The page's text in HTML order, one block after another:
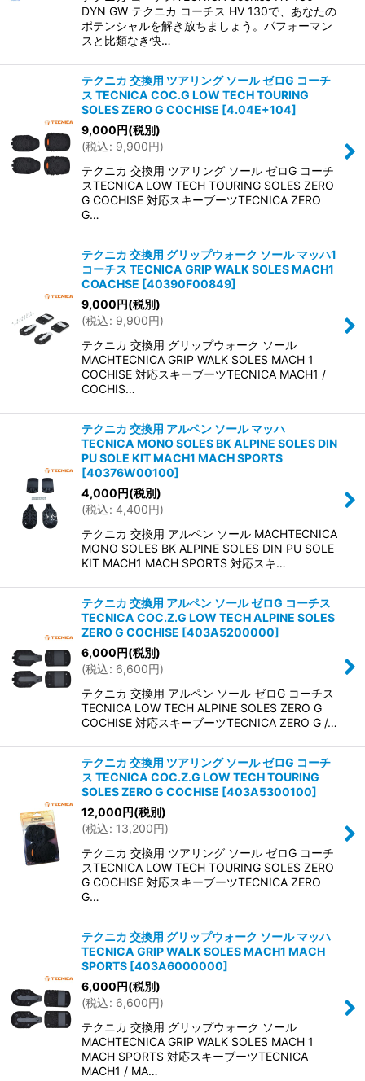
DYN GW テクニカ コーチス HV 130で、あなたの
ポテンシャルを解き放ちましょう。パフォーマン
スと比類なき快…
テクニカ 交換用 ツアリング ソール ゼロG コーチ
ス TECNICA COC.G LOW TECH TOURING
SOLES ZERO G COCHISE [4.04E+104]
9,000円(税別)
(税込: 9,900円)
テクニカ 交換用 ツアリング ソール ゼロG コーチ
スTECNICA LOW TECH TOURING SOLES ZERO
G COCHISE 対応スキーブーツTECNICA ZERO
G…
テクニカ 交換用 グリップウォーク ソール マッハ1
コーチス TECNICA GRIP WALK SOLES MACH1
COACHSE [40390F00849]
9,000円(税別)
(税込: 9,900円)
テクニカ 交換用 グリップウォーク ソール
MACHTECNICA GRIP WALK SOLES MACH 1
COCHISE 対応スキーブーツTECNICA MACH1 /
COCHIS…
テクニカ 交換用 アルペン ソール マッハ
TECNICA MONO SOLES BK ALPINE SOLES DIN
PU SOLE KIT MACH1 MACH SPORTS
[40376W00100]
4,000円(税別)
(税込: 4,400円)
テクニカ 交換用 アルペン ソール MACHTECNICA
MONO SOLES BK ALPINE SOLES DIN PU SOLE
KIT MACH1 MACH SPORTS 対応スキ…
テクニカ 交換用 アルペン ソール ゼロG コーチス
TECNICA COC.Z.G LOW TECH ALPINE SOLES
ZERO G COCHISE [403A5200000]
6,000円(税別)
(税込: 6,600円)
テクニカ 交換用 アルペン ソール ゼロG コーチス
TECNICA LOW TECH ALPINE SOLES ZERO G
COCHISE 対応スキーブーツTECNICA ZERO G /…
テクニカ 交換用 ツアリング ソール ゼロG コーチ
ス TECNICA COC.Z.G LOW TECH TOURING
SOLES ZERO G COCHISE [403A5300100]
12,000円(税別)
(税込: 13,200円)
テクニカ 交換用 ツアリング ソール ゼロG コーチ
スTECNICA LOW TECH TOURING SOLES ZERO
G COCHISE 対応スキーブーツTECNICA ZERO
G…
テクニカ 交換用 グリップウォーク ソール マッハ
TECNICA GRIP WALK SOLES MACH1 MACH
SPORTS [403A6000000]
6,000円(税別)
(税込: 6,600円)
テクニカ 交換用 グリップウォーク ソール
MACHTECNICA GRIP WALK SOLES MACH 1
MACH SPORTS 対応スキーブーツTECNICA
MACH1 / MA…